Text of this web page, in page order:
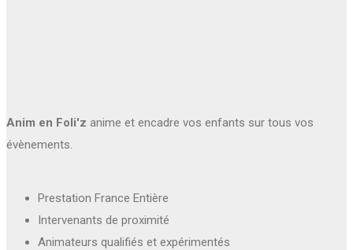
Anim en Foli'z anime et encadre vos enfants sur tous vos
évènements.
Prestation France Entière
Intervenants de proximité
Animateurs qualifiés et expérimentés